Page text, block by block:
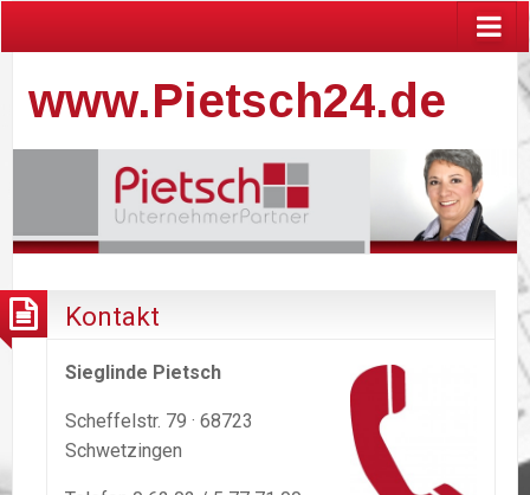
www.Pietsch24.de
Kontakt
Sieglinde Pietsch
Scheffelstr. 79 · 68723
Schwetzingen